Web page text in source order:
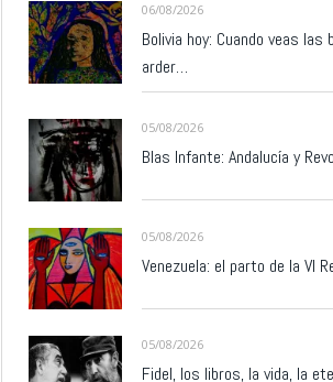
06/08/2026
Bolivia hoy: Cuando veas
arder…
05/08/2026
Blas Infante: Andalucía y
05/08/2026
Venezuela: el parto de la VI
05/08/2026
Fidel, los libros, la vida, la